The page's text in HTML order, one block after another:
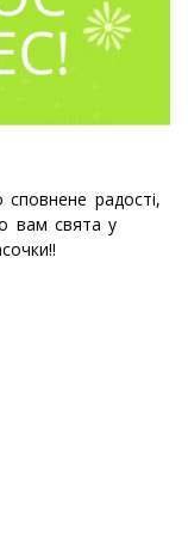
радості,
вам свята у